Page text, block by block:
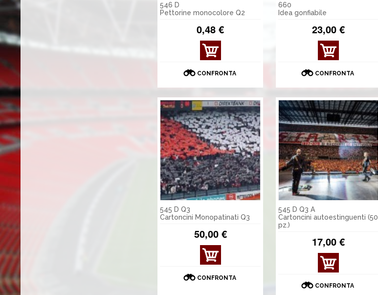
546 D
Pettorine monocolore Q2
0,48 €
MOS
TRA
TAGL
I
CONFRONTA
660
Idea gonfiabile
23,00 €
MOS
TRA
TAGL
I
CONFRONTA
545 D Q3
Cartoncini Monopatinati Q3
50,00 €
CONFRONTA
545 D Q3 A
Cartoncini autoestinguenti (50
pz.)
17,00 €
MOS
TRA
TAGL
CONFRONTA